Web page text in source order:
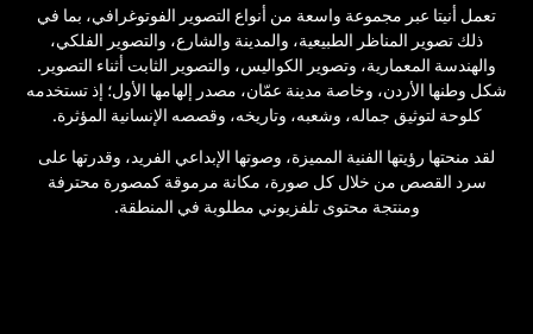
تعمل أنيتا عبر مجموعة واسعة من أنواع التصوير الفوتوغرافي، بما في
ذلك تصوير المناظر الطبيعية، والمدينة والشارع، والتصوير الفلكي،
والهندسة المعمارية، وتصوير الكواليس، والتصوير الثابت أثناء التصوير.
شكل وطنها الأردن، وخاصة مدينة عمّان، مصدر إلهامها الأول؛ إذ تستخدمه
كلوحة لتوثيق جماله، وشعبه، وتاريخه، وقصصه الإنسانية المؤثرة.
لقد منحتها رؤيتها الفنية المميزة، وصوتها الإبداعي الفريد، وقدرتها على
سرد القصص من خلال كل صورة، مكانة مرموقة كمصورة محترفة
ومنتجة محتوى تلفزيوني مطلوبة في المنطقة.